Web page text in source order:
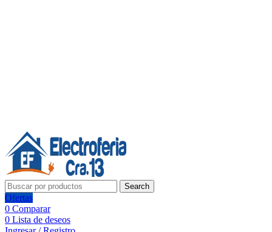
Search
Ofertas
0 Comparar
0 Lista de deseos